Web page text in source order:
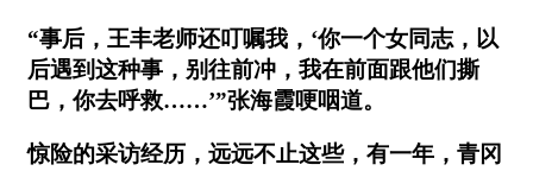
“事后，王丰老师还叮嘱我，‘你一个女同志，以
后遇到这种事，别往前冲，我在前面跟他们撕
巴，你去呼救……’”张海霞哽咽道。
惊险的采访经历，远远不止这些，有一年，青冈